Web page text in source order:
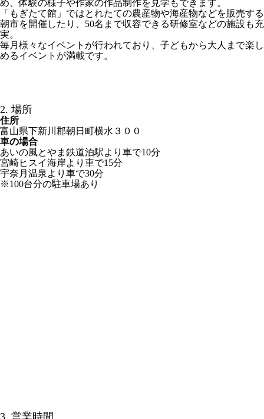
め、体験の様子や作家の作品制作を見学もできます。
「もぎたて館」ではとれたての農産物や海産物などを販売する
朝市を開催したり、50名まで収容できる研修室などの施設も充
実。
毎月様々なイベントが行われており、子どもから大人まで楽し
めるイベントが満載です。
2. 場所
住所
富山県下新川郡朝日町横水３００
車の場合
あいの風とやま鉄道泊駅より車で10分
宮崎ヒスイ海岸より車で15分
宇奈月温泉より車で30分
※100台分の駐車場あり
3. 営業時間